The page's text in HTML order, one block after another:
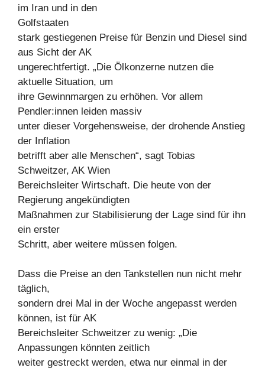
im Iran und in den
Golfstaaten
stark gestiegenen Preise für Benzin und Diesel sind
aus Sicht der AK
ungerechtfertigt. „Die Ölkonzerne nutzen die
aktuelle Situation, um
ihre Gewinnmargen zu erhöhen. Vor allem
Pendler:innen leiden massiv
unter dieser Vorgehensweise, der drohende Anstieg
der Inflation
betrifft aber alle Menschen“, sagt Tobias
Schweitzer, AK Wien
Bereichsleiter Wirtschaft. Die heute von der
Regierung angekündigten
Maßnahmen zur Stabilisierung der Lage sind für ihn
ein erster
Schritt, aber weitere müssen folgen.
Dass die Preise an den Tankstellen nun nicht mehr
täglich,
sondern drei Mal in der Woche angepasst werden
können, ist für AK
Bereichsleiter Schweitzer zu wenig: „Die
Anpassungen könnten zeitlich
weiter gestreckt werden, etwa nur einmal in der